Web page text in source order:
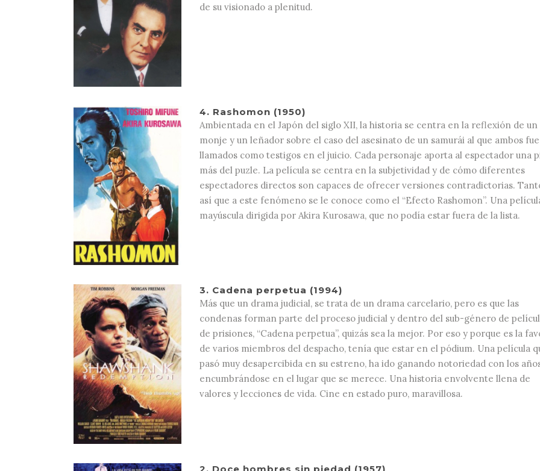
de su visionado a plenitud.
4. Rashomon (1950)
Ambientada en el Japón del siglo XII, la historia se centra en la reflexión de un
monje y un leñador sobre el caso del asesinato de un samurái al que ambos
llamados como testigos en el juicio. Cada personaje aporta al espectador una
más del puzle. La película se centra en la subjetividad y de cómo diferentes
espectadores directos son capaces de ofrecer versiones contradictorias.
así que a este fenómeno se le conoce como el “Efecto Rashomon”. Una
mayúscula dirigida por Akira Kurosawa, que no podía estar fuera de la lista.
3. Cadena perpetua (1994)
Más que un drama judicial, se trata de un drama carcelario, pero es que las
condenas forman parte del proceso judicial y dentro del sub-género de
de prisiones, “Cadena perpetua”, quizás sea la mejor. Por eso y porque es la
de varios miembros del despacho, tenía que estar en el pódium. Una película
pasó muy desapercibida en su estreno, ha ido ganando notoriedad con los
encumbrándose en el lugar que se merece. Una historia envolvente llena de
valores y lecciones de vida. Cine en estado puro, maravillosa.
2. Doce hombres sin piedad (1957)